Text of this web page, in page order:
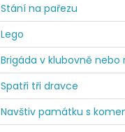
Stání na pařezu
Lego
Brigáda v klubovně nebo
Spatři tři dravce
Navštiv památku s